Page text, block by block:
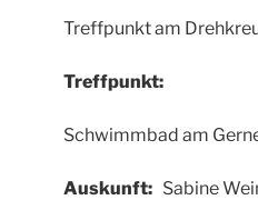
Treffpunkt am
Treffpunkt:
Schwimmbad am
Auskunft: Sabine